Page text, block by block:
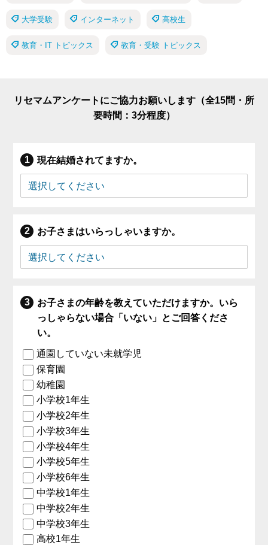
大学受験 インターネット 高校生
教育・IT トピックス 教育・受験 トピックス
リセマムアンケートにご協力お願いします（全15問・所
要時間：3分程度）
現在結婚されてますか。
お子さまはいらっしゃいますか。
お子さまの年齢を教えていただけますか。いら
っしゃらない場合「いない」とご回答くださ
い。
通園していない未就学児
保育園
幼稚園
小学校1年生
小学校2年生
小学校3年生
小学校4年生
小学校5年生
小学校6年生
中学校1年生
中学校2年生
中学校3年生
高校1年生